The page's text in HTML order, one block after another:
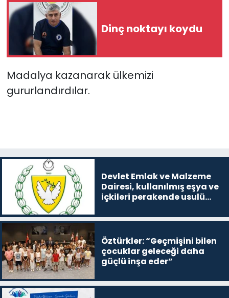
Dinç noktayı koydu
Madalya kazanarak ülkemizi
gururlandırdılar.
Devlet Emlak ve Malzeme
Dairesi, kullanılmış eşya ve
içkileri perakende usulü
Öztürkler: “Geçmişini bilen
çocuklar geleceği daha
güçlü inşa eder”